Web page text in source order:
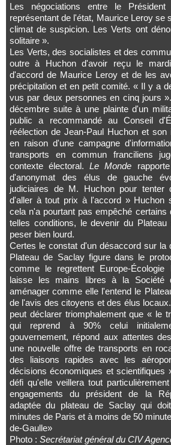
Les négociations entre le
représentant de l'état, Maurice Leroy se
climat de suspicion. Les Verts ont
solitaire ».
Les Verts, des socialistes et des
outre à Huchon d'avoir reçu le
d'accord de Maurice Leroy et de les
précipitation et en petit comité. « Il y a
vus par deux personnes en cinq jours
décembre suite à une plainte d'un
public a recommandé au Conseil
réélection de Jean-Paul Huchon et son
en raison d'une campagne
transports en commun franciliens
contexte électoral. Le Monde
d'anonymat des élus de gauche
judiciaires de M. Huchon pour tenter
d'aller à tout prix à l'accord » Huchon
cela n'a pourtant pas empêché certains
telles conditions, le devenir du
peser bien lourd.
Certes le constat d'un désaccord sur la
Plateau de Saclay figure dans le
comme le regrettent Europe-
laisse les mains libres à la Société
aménager comme elle l'entend le
de l'avis des citoyens et des élus
peut déclarer triomphalement que « le
qui reprend à 90% celui
gouvernement, répond aux attentes
une nouvelle offre de transports en
des liaisons rapides avec les
décisions économiques et scientifiques
défi qu'elle veillera tout
engagements du président de la
adaptée du plateau de Saclay qui
minutes de Paris et à moins de 50
de-Gaulle»
Photo : Secrétariat général du CIV